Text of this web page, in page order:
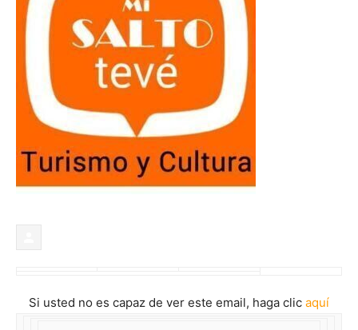
Si usted no es capaz de ver este email, haga clic aquí